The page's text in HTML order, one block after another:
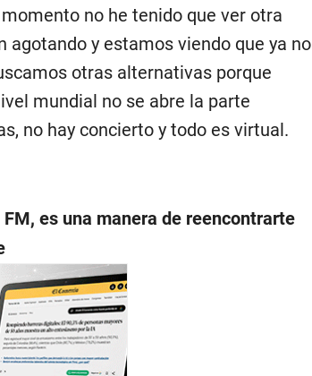
no he tenido que ver otra
agotando y estamos viendo que ya no
otras alternativas porque
mundial no se abre la parte
no hay concierto y todo es virtual.
es una manera de reencontrarte